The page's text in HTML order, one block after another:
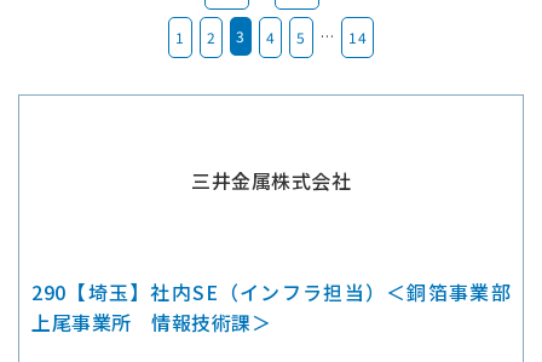
1 2 3 4 5 … 14
三井金属株式会社
290【埼玉】社内SE（インフラ担当）＜銅箔事業部
上尾事業所 情報技術課＞